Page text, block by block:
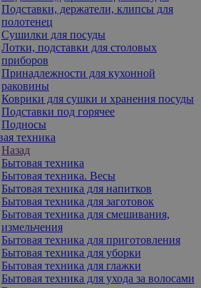
Подставки, держатели, клипсы для
полотенец
Сушилки для посуды
Лотки, подставки для столовых
приборов
Принадлежности для кухонной
раковины
Коврики для сушки и хранения посуды
Подставки под горячее
Подносы
техника
Назад
Бытовая техника
Бытовая техника. Весы
Бытовая техника для напитков
Бытовая техника для заготовок
Бытовая техника для смешивания,
измельчения
Бытовая техника для приготовления
Бытовая техника для уборки
Бытовая техника для глажки
Бытовая техника для ухода за волосами